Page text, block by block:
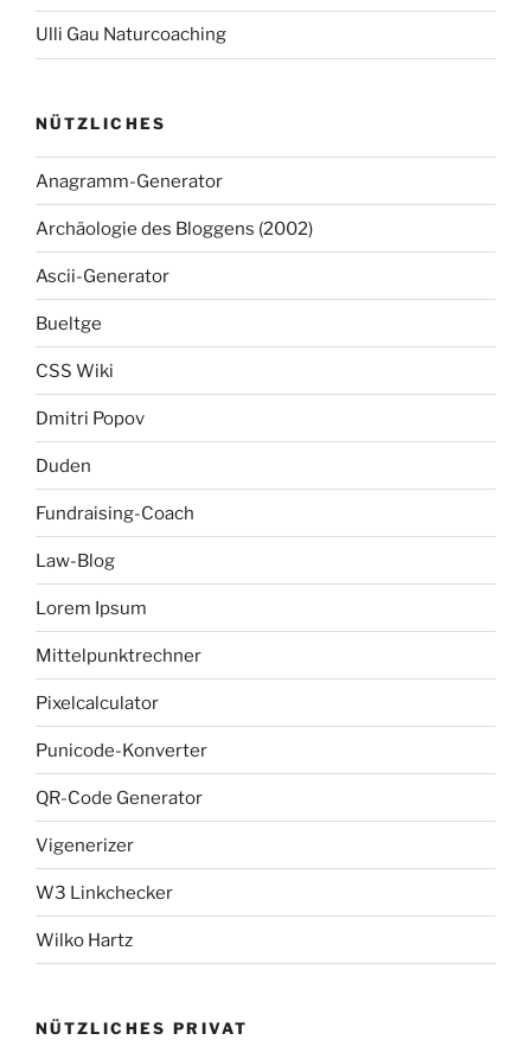
Ulli Gau Naturcoaching
NÜTZLICHES
Anagramm-Generator
Archäologie des Bloggens (2002)
Ascii-Generator
Bueltge
CSS Wiki
Dmitri Popov
Duden
Fundraising-Coach
Law-Blog
Lorem Ipsum
Mittelpunktrechner
Pixelcalculator
Punicode-Konverter
QR-Code Generator
Vigenerizer
W3 Linkchecker
Wilko Hartz
NÜTZLICHES PRIVAT